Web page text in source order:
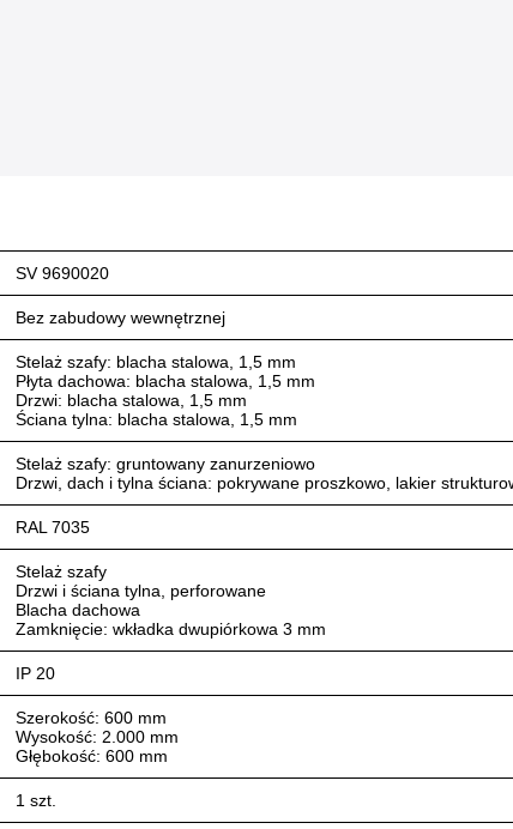
SV 9690020
Bez zabudowy wewnętrznej
Stelaż szafy: blacha stalowa, 1,5 mm
Płyta dachowa: blacha stalowa, 1,5 mm
Drzwi: blacha stalowa, 1,5 mm
Ściana tylna: blacha stalowa, 1,5 mm
Stelaż szafy: gruntowany zanurzeniowo
Drzwi, dach i tylna ściana: pokrywane proszkowo, lakier
RAL 7035
Stelaż szafy
Drzwi i ściana tylna, perforowane
Blacha dachowa
Zamknięcie: wkładka dwupiórkowa 3 mm
IP 20
Szerokość: 600 mm
Wysokość: 2.000 mm
Głębokość: 600 mm
1 szt.